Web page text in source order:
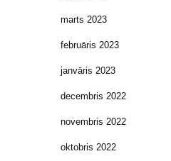
marts 2023
februāris 2023
janvāris 2023
decembris 2022
novembris 2022
oktobris 2022